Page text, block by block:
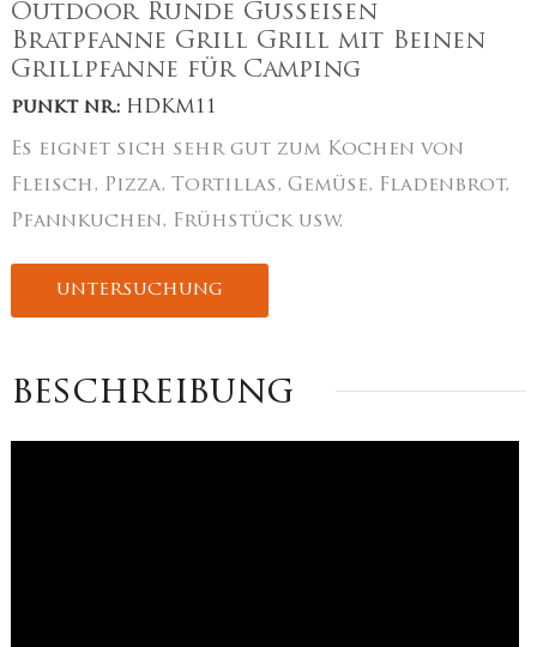
Outdoor Runde Gusseisen
Bratpfanne Grill Grill mit Beinen
Grillpfanne für Camping
punkt nr.:HDKM11
Es eignet sich sehr gut zum Kochen von
Fleisch, Pizza, Tortillas, Gemüse, Fladenbrot,
Pfannkuchen, Frühstück usw.
untersuchung
beschreibung